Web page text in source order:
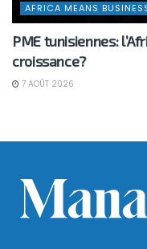
AFRICA MEANS
PME tunisiennes:
croissance?
7 AOÛT 2026